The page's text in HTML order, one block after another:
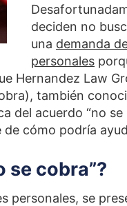
deciden no
una demanda
personales
Hernandez Law
también
del acuerdo “no se
de cómo podría
se cobra”?
personales, se